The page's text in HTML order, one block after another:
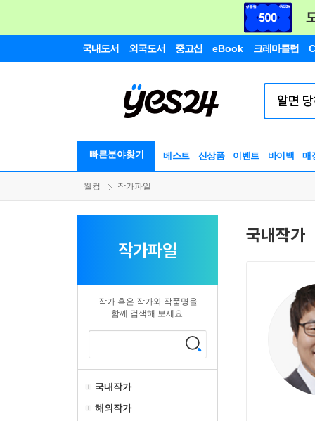
국내도서 외국도서 중고샵 eBook 크레마클럽
빠른분야찾기 베스트 신상품 이벤트 바이백 매
웰컴 작가파일
작가파일
작가 혹은 작가와 작품명을
함께 검색해 보세요.
국내작가
해외작가
국내작가